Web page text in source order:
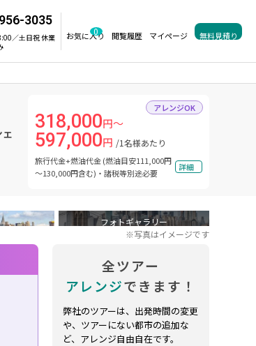
3035
／土日祝 休業
お気に入り
0 閲覧履歴 マイページ 無料見積り
アレンジOK
318,000円～
597,000円 /1名様あたり
旅行代金+燃油代金 (燃油目安111,000円
～130,000円含む)・諸税等別途必要
詳細
フォトギャラリー
※写真はイメージです
全ツアー
アレンジできます！
弊社のツアーは、出発時間の変更
や、ツアーにない都市の追加な
ど、アレンジ自由自在です。